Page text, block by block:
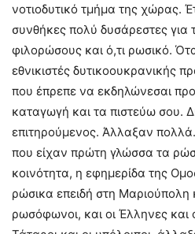
νοτιοδυτικό τμήμα της χώρας.
συνθήκες πολύ δυσάρεστες για
φιλορώσους και ό,τι ρωσικό.
εθνικιστές δυτικοουκρανικής
που έπρεπε να εκδηλώνεσαι
καταγωγή και τα πιστεύω σου.
επιτηρούμενος. Άλλαξαν
που είχαν πρώτη γλώσσα τα
κοινότητα, η εφημερίδα της
ρώσικα επειδή στη Μαριούπολη
ρωσόφωνοι, και οι Έλληνες και